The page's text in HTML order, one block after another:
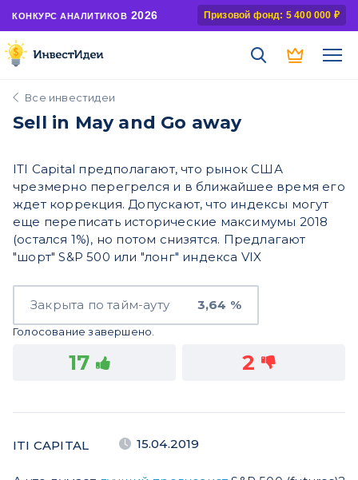
КОНКУРС АНАЛИТИКОВ 2026 Призовой фонд: 5 400 000 ₽
Все инвестидеи
Sell in May and Go away
ITI Capital предполагают, что рынок США
чрезмерно перегрелся и в ближайшее время его
ждет коррекция. Допускают, что индексы могут
еще переписать исторические максимумы 2018
(остался 1%), но потом снизятся. Предлагают
"шорт" S&P 500 или "лонг" индекса VIX
Закрыта по тайм-ауту 3,64 %
Голосование завершено.
17 2
ITI CAPITAL 15.04.2019